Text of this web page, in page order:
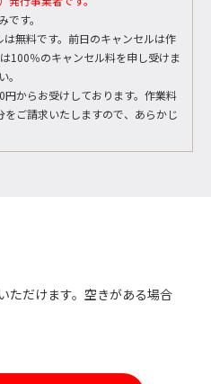
す。
無料です。前日のキャンセルは作
100％のキャンセル料を申し受けま
からお受けしております。作業料
ご請求いたしますので、あらかじ
ただけます。空きがある場合